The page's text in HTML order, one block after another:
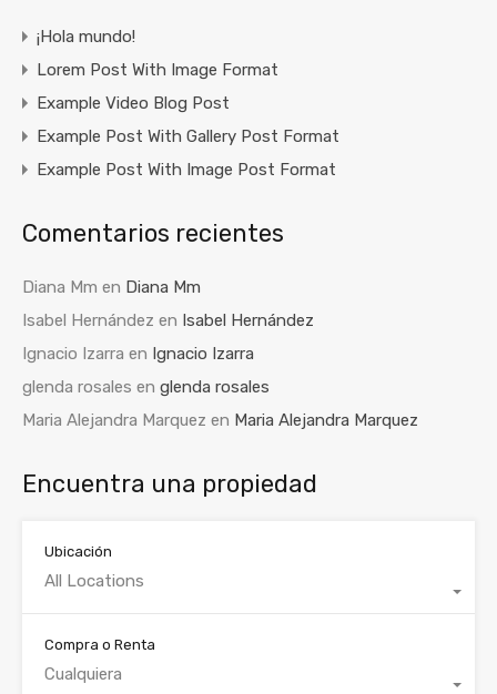
¡Hola mundo!
Lorem Post With Image Format
Example Video Blog Post
Example Post With Gallery Post Format
Example Post With Image Post Format
Comentarios recientes
Diana Mm en Diana Mm
Isabel Hernández en Isabel Hernández
Ignacio Izarra en Ignacio Izarra
glenda rosales en glenda rosales
Maria Alejandra Marquez en Maria Alejandra Marquez
Encuentra una propiedad
Ubicación
All Locations
Compra o Renta
Cualquiera